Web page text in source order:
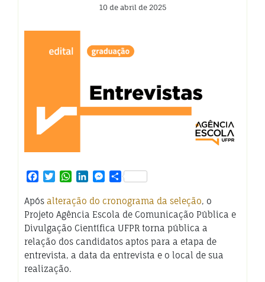
10 de abril de 2025
Facebook
TwitterWhatsApp
LinkedInMessenger
Share
Após alteração do cronograma da seleção, o
Projeto Agência Escola de Comunicação Pública e
Divulgação Científica UFPR torna pública a
relação dos candidatos aptos para a etapa de
entrevista, a data da entrevista e o local de sua
realização.